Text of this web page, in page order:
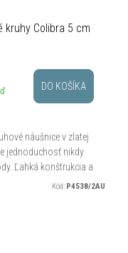
kruhy Colibra 5 cm
DO KOŠÍKA
náušnice v zlatej
jednoduchosť nikdy
Ľahká konštrukcia a
elegantný
Kód: P4538/2AU